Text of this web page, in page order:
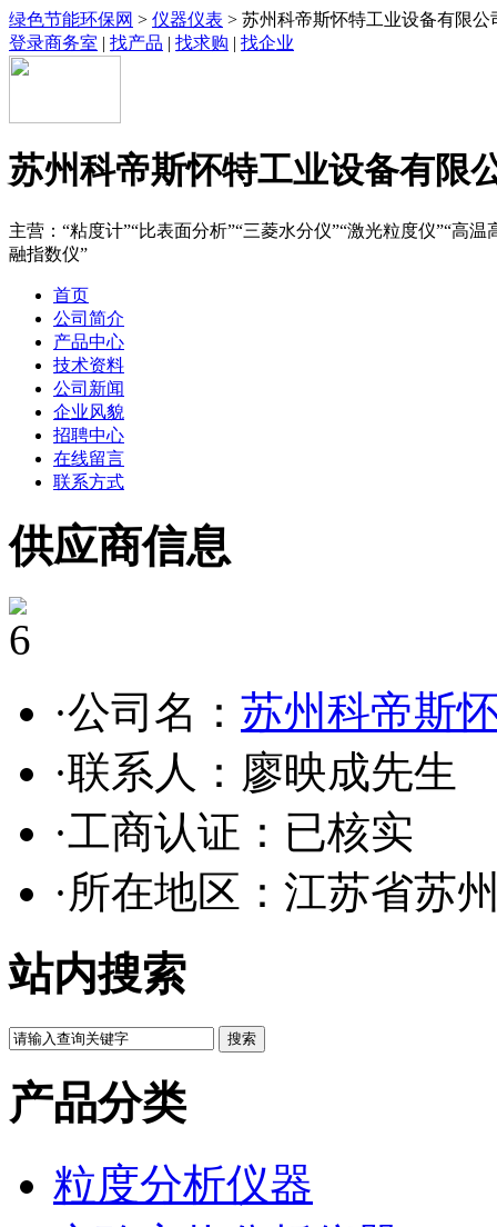
绿色节能环保网 > 仪器仪表 > 苏州科帝斯怀特工业设备有限公
登录商务室 | 找产品 | 找求购 | 找企业
苏州科帝斯怀特工业设备有限
主营：“粘度计”“比表面分析”“三菱水分仪”“激光粒度仪”“高
融指数仪”
首页
公司简介
产品中心
技术资料
公司新闻
企业风貌
招聘中心
在线留言
联系方式
供应商信息
6
·公司名： 苏州科帝斯
·联系人：廖映成先生
·工商认证： 已核实
·所在地区：江苏省苏
站内搜索
产品分类
粒度分析仪器